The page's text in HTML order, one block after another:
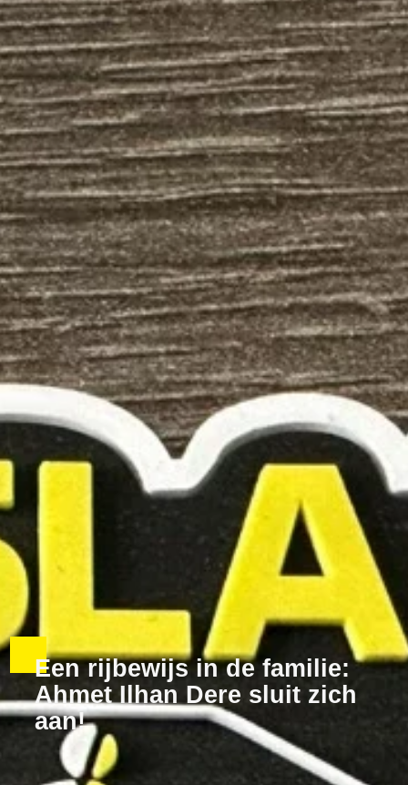
Een rijbewijs in de familie:
Ahmet Ilhan Dere sluit zich
aan!